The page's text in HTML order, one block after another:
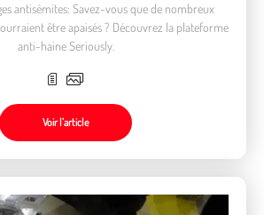
antisémites: Savez-vous que de nombreux
être apaisés ? Découvrez la plateforme
anti-haine Seriously.
Voir l’article